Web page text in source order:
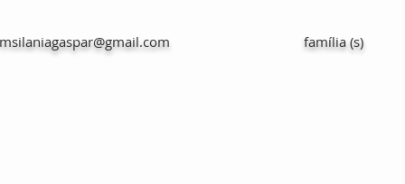
msilaniagaspar@gmail.com família (s)